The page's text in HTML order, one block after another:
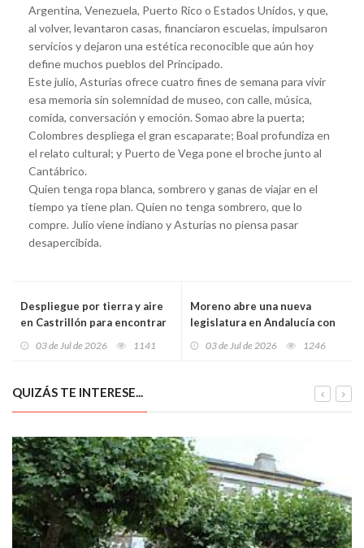
Argentina, Venezuela, Puerto Rico o Estados Unidos, y que,
al volver, levantaron casas, financiaron escuelas, impulsaron
servicios y dejaron una estética reconocible que aún hoy
define muchos pueblos del Principado.
Este julio, Asturias ofrece cuatro fines de semana para vivir
esa memoria sin solemnidad de museo, con calle, música,
comida, conversación y emoción. Somao abre la puerta;
Colombres despliega el gran escaparate; Boal profundiza en
el relato cultural; y Puerto de Vega pone el broche junto al
Cantábrico.
Quien tenga ropa blanca, sombrero y ganas de viajar en el
tiempo ya tiene plan. Quien no tenga sombrero, que lo
compre. Julio viene indiano y Asturias no piensa pasar
desapercibida.
Despliegue por tierra y aire
en Castrillón para encontrar
03 de Jul de 2026 1141
Moreno abre una nueva
legislatura en Andalucía con
03 de Jul de 2026 1246
QUIZÁS TE INTERESE...